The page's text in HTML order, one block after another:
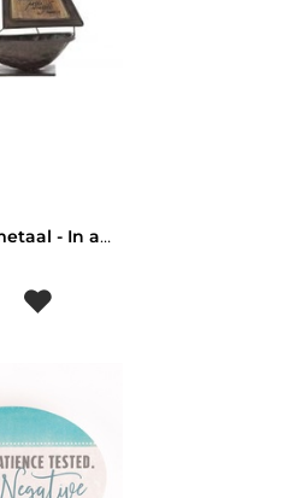
Zeilboot metaal - In all your ways